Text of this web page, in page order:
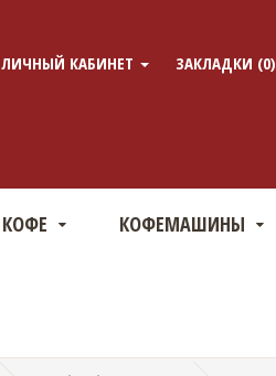
ЛИЧНЫЙ КАБИНЕТ ЗАКЛАДКИ (0)
КОФЕ КОФЕМАШИНЫ